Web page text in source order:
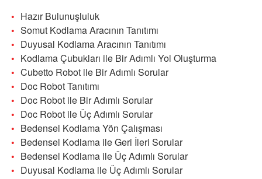
Hazır Bulunuşluluk
Somut Kodlama Aracının Tanıtımı
Duyusal Kodlama Aracının Tanıtımı
Kodlama Çubukları ile Bir Adımlı Yol Oluşturma
Cubetto Robot ile Bir Adımlı Sorular
Doc Robot Tanıtımı
Doc Robot ile Bir Adımlı Sorular
Doc Robot ile Üç Adımlı Sorular
Bedensel Kodlama Yön Çalışması
Bedensel Kodlama ile Geri İleri Sorular
Bedensel Kodlama ile Üç Adımlı Sorular
Duyusal Kodlama ile Üç Adımlı Sorular